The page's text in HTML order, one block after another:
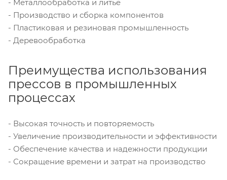
- Металлообработка и литье
- Производство и сборка компонентов
- Пластиковая и резиновая промышленность
- Деревообработка
Преимущества использования
прессов в промышленных
процессах
- Высокая точность и повторяемость
- Увеличение производительности и эффективности
- Обеспечение качества и надежности продукции
- Сокращение времени и затрат на производство